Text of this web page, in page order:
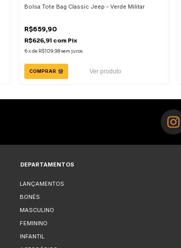
Bolsa Tote Bag Classic Jeep - Verde Militar
R$659,90
R$626,91 com Pix
6xde R$109,98sem juros
COMPRAR Ver produto
DEPARTAMENTOS
LANÇAMENTOS
BONÉS
MASCULINO
FEMININO
INFANTIL